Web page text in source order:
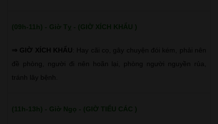
(09h-11h) - Giờ Tỵ - (GIỜ XÍCH KHẨU )
⇒ GIỜ XÍCH KHẨU : Hay cãi cọ, gây chuyện đói kém, phải nên
đề phòng, người đi nên hoãn lại, phòng người nguyền rủa,
tránh lây bệnh.
(11h-13h) - Giờ Ngọ - (GIỜ TIỂU CÁC )